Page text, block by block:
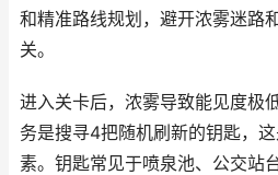
和精准路线规划，避开浓雾迷路
关。
进入关卡后，浓雾导致能见度极
务是搜寻4把随机刷新的钥匙，
素。钥匙常见于喷泉池、公交站